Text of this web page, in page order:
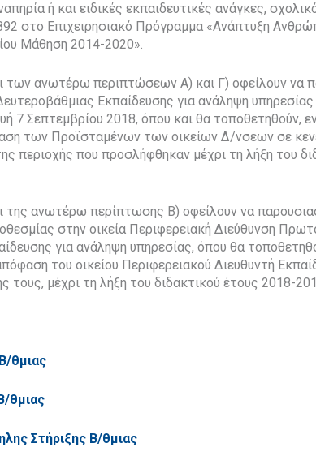
ή και ειδικές εκπαιδευτικές ανάγκες,
στο Επιχειρησιακό Πρόγραμμα «Ανάπτυξη
Μάθηση 2014-2020».
των ανωτέρω περιπτώσεων Α) και Γ) οφείλουν να
Εκπαίδευσης για ανάληψη
7 Σεπτεμβρίου 2018, όπου και θα τοποθετηθούν,
των Προϊσταμένων των οικείων Δ/νσεων σε
περιοχής που προσλήφθηκαν μέχρι τη λήξη του
της ανωτέρω περίπτωσης Β) οφείλουν να
στην οικεία Περιφερειακή Διεύθυνση
για ανάληψη υπηρεσίας, όπου θα
του οικείου Περιφερειακού Διευθυντή
μέχρι τη λήξη του διδακτικού έτους 2018-
θμιας
θμιας
Στήριξης Β/θμιας